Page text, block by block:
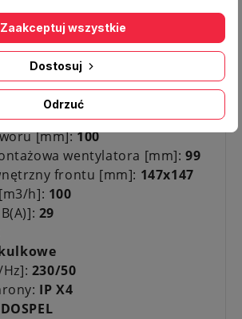
osiowy
wyposażenie:WC- wyłącznik
ABS
[mm]:100
wentylatora [mm]:99
frontu [mm]: 147x147
h]: 100
29
230/50
IP X4
DOSPEL
Odrzuć
Dostosuj
Zaakceptuj wszystkie